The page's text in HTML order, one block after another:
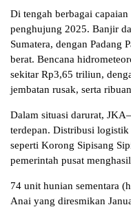
Di tengah berbagai
penghujung 2025. Banjir
Sumatera, dengan Padang
berat. Bencana
sekitar Rp3,65 triliun,
jembatan rusak, serta
Dalam situasi darurat,
terdepan. Distribusi
seperti Korong Sipisang
pemerintah pusat
74 unit hunian sementara
Anai yang diresmikan